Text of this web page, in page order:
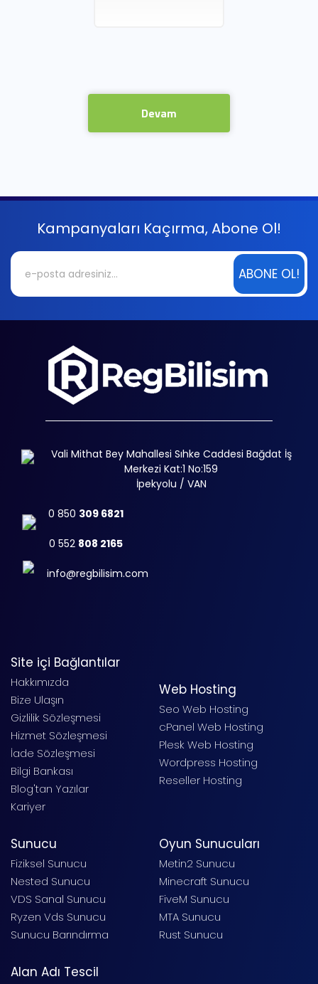
Devam
Kampanyaları Kaçırma, Abone Ol!
ABONE OL!
Vali Mithat Bey Mahallesi Sıhke Caddesi Bağdat İş
Merkezi Kat:1 No:159
İpekyolu / VAN
0 850 309 6821
0 552 808 2165
info@regbilisim.com
Site içi Bağlantılar
Hakkımızda
Bize Ulaşın
Gizlilik Sözleşmesi
Hizmet Sözleşmesi
İade Sözleşmesi
Bilgi Bankası
Blog'tan Yazılar
Kariyer
Web Hosting
Seo Web Hosting
cPanel Web Hosting
Plesk Web Hosting
Wordpress Hosting
Reseller Hosting
Sunucu
Fiziksel Sunucu
Nested Sunucu
VDS Sanal Sunucu
Ryzen Vds Sunucu
Sunucu Barındırma
Oyun Sunucuları
Metin2 Sunucu
Minecraft Sunucu
FiveM Sunucu
MTA Sunucu
Rust Sunucu
Alan Adı Tescil